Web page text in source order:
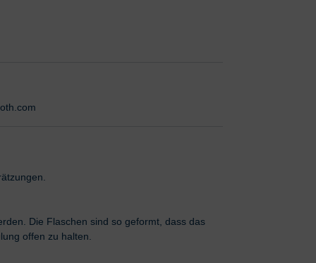
Die Flaschen sind so geformt, dass das
offen zu halten.